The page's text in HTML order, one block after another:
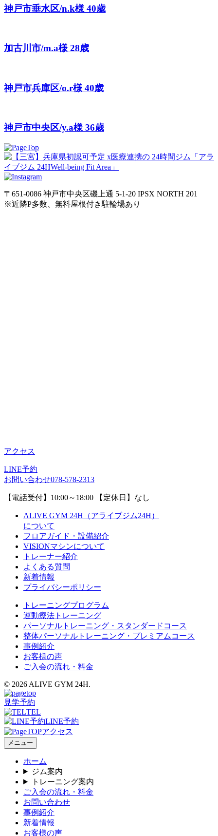
神戸市垂水区/n.k様 40歳
加古川市/m.a様 28歳
神戸市兵庫区/o.r様 40歳
神戸市中央区/y.a様 36歳
〒651-0086 神戸市中央区磯上通 5-1-20 IPSX NORTH 201
※近隣P多数、無料屋根付き駐輪場あり
アクセス
LINE予約
お問い合わせ078-578-2313
【電話受付】10:00～18:00 【定休日】なし
ALIVE GYM 24H（アライブジム24H）
について
フロアガイド・設備紹介
VISIONマシンについて
トレーナー紹介
よくある質問
新着情報
プライバシーポリシー
トレーニングプログラム
運動療法トレーニング
パーソナルトレーニング・スタンダードコース
整体パーソナルトレーニング・プレミアムコース
事例紹介
お客様の声
ご入会の流れ・料金
© 2026 ALIVE GYM 24H.
見学予約
TEL
LINE予約
アクセス
メニュー
ホーム
ジム案内
トレーニング案内
ご入会の流れ・料金
お問い合わせ
事例紹介
新着情報
お客様の声